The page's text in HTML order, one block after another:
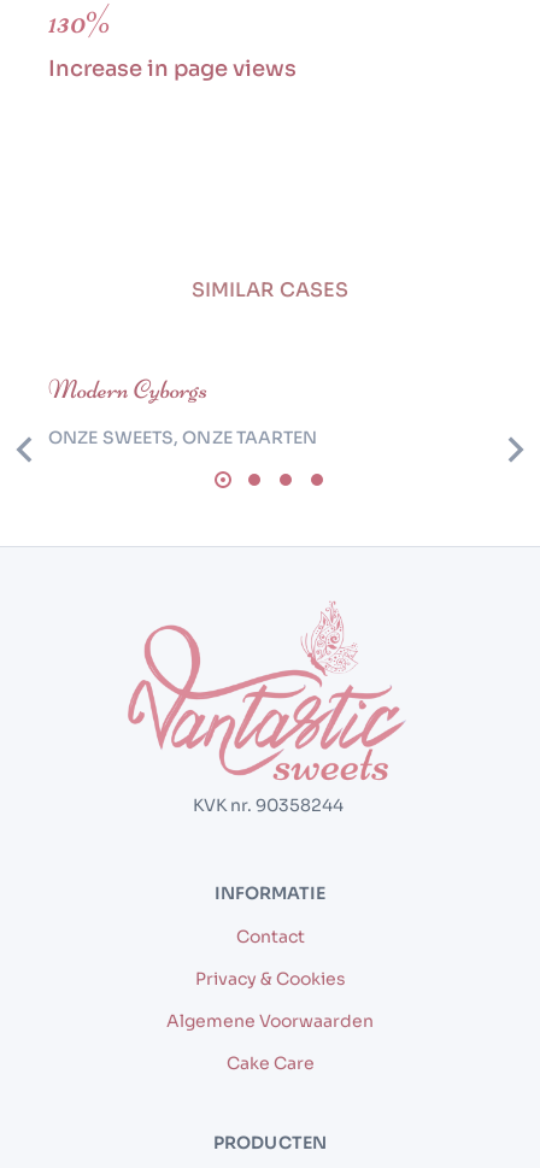
130%
Increase in page views
SIMILAR CASES
Modern Cyborgs
ONZE SWEETS,ONZE TAARTEN
KVK nr. 90358244
INFORMATIE
Contact
Privacy & Cookies
Algemene Voorwaarden
Cake Care
PRODUCTEN